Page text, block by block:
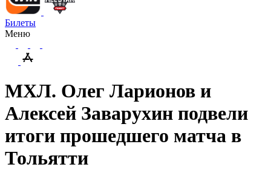
Билеты
Меню
МХЛ. Олег Ларионов и
Алексей Заварухин подвели
итоги прошедшего матча в
Тольятти